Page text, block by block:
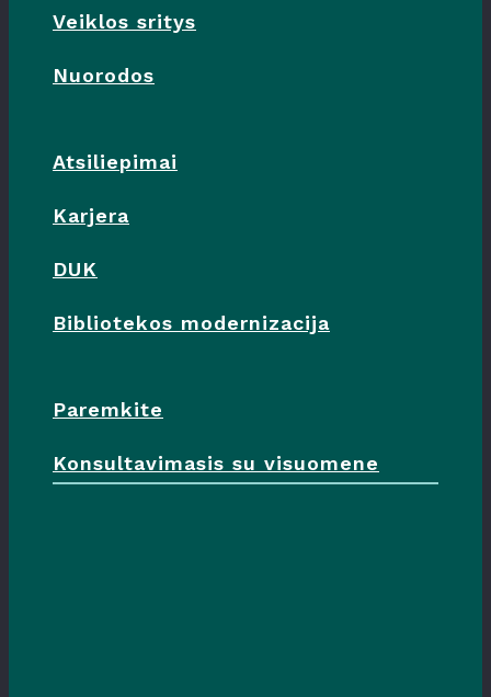
Veiklos sritys
Nuorodos
Atsiliepimai
Karjera
DUK
Bibliotekos modernizacija
Paremkite
Konsultavimasis su visuomene